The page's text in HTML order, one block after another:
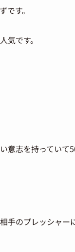
す。
です。
意志を持っていて
手のプレッシャー